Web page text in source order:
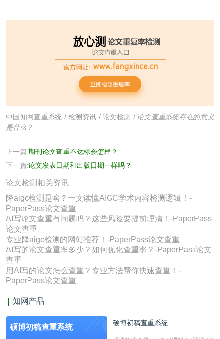
中国知网查重系统 /检测资讯 / 论文检测 / 论文查重系统存在的意义
是什么？
上一篇:期刊论文查重不达标会怎样？
下一篇:论文发表日期和出版日期一样吗？
论文检测相关资讯
降aigc检测是啥？一文读懂AIGC学术内容检测逻辑！-
PaperPass论文查重
AI写论文查重有问题吗？这些风险要提前理清！-PaperPass
论文查重
专业降aigc检测的网站推荐！-PaperPass论文查重
AI写的论文查重率多少？如何优化查重率？-PaperPass论文
查重
用AI写的论文怎么查重？专业方法帮你快速查重！-
PaperPass论文查重
知网产品
硕博初稿查重系统 硕博初稿查重系统